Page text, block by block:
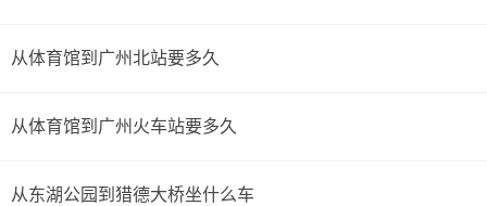
从体育馆到广州北站要多久
从体育馆到广州火车站要多久
从东湖公园到猎德大桥坐什么车